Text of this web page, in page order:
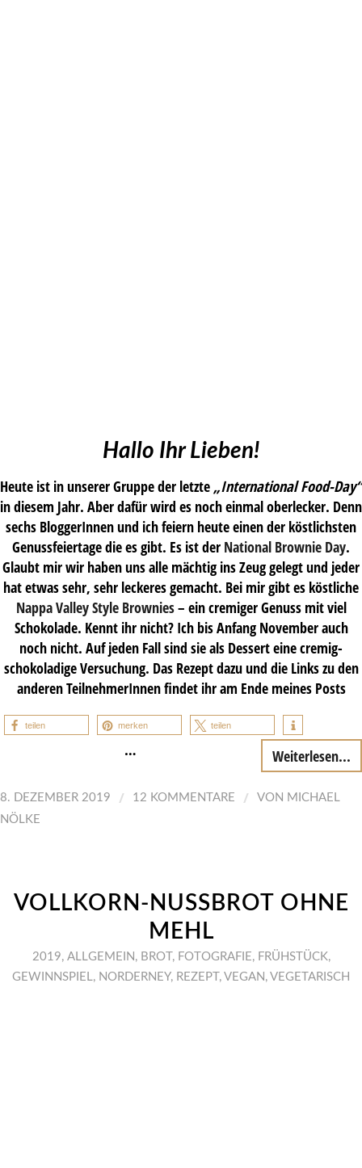
Hallo Ihr Lieben!
Heute ist in unserer Gruppe der letzte „International Food-Day“
in diesem Jahr. Aber dafür wird es noch einmal oberlecker. Denn
sechs BloggerInnen und ich feiern heute einen der köstlichsten
Genussfeiertage die es gibt. Es ist der National Brownie Day.
Glaubt mir wir haben uns alle mächtig ins Zeug gelegt und jeder
hat etwas sehr, sehr leckeres gemacht. Bei mir gibt es köstliche
Nappa Valley Style Brownies– ein cremiger Genuss mit viel
Schokolade. Kennt ihr nicht? Ich bis Anfang November auch
noch nicht. Auf jeden Fall sind sie als Dessert eine cremig-
schokoladige Versuchung. Das Rezept dazu und die Links zu den
anderen TeilnehmerInnen findet ihr am Ende meines Posts
teilen merken teilen
… Weiterlesen...
8. DEZEMBER 2019 / 12 KOMMENTARE / VON MICHAEL
NÖLKE
VOLLKORN-NUSSBROT OHNE
MEHL
2019, ALLGEMEIN , BROT, FOTOGRAFIE, FRÜHSTÜCK,
GEWINNSPIEL, NORDERNEY, REZEPT, VEGAN , VEGETARISCH